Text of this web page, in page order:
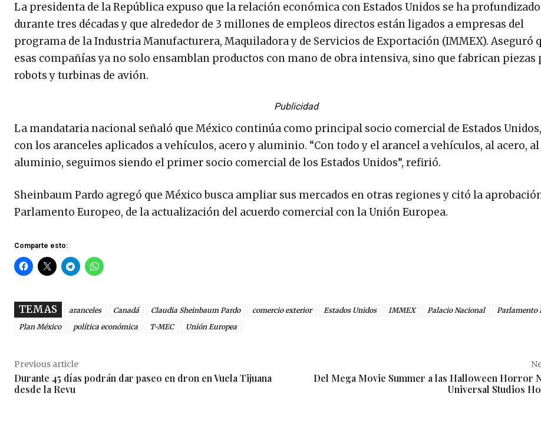
La presidenta de la República expuso que la relación económica con Estados Unidos se ha profundizado
durante tres décadas y que alrededor de 3 millones de empleos directos están ligados a empresas del
programa de la Industria Manufacturera, Maquiladora y de Servicios de Exportación (IMMEX). Aseguró
esas compañías ya no solo ensamblan productos con mano de obra intensiva, sino que fabrican piezas
robots y turbinas de avión.
Publicidad
La mandataria nacional señaló que México continúa como principal socio comercial de Estados
con los aranceles aplicados a vehículos, acero y aluminio. “Con todo y el arancel a vehículos, al acero, al
aluminio, seguimos siendo el primer socio comercial de los Estados Unidos”, refirió.
Sheinbaum Pardo agregó que México busca ampliar sus mercados en otras regiones y citó la
Parlamento Europeo, de la actualización del acuerdo comercial con la Unión Europea.
Comparte esto:
TEMAS aranceles Canadá Claudia Sheinbaum Pardo comercio exterior Estados Unidos IMMEX Palacio Nacional
Parlamento
Plan México
política económica T-MEC Unión Europea
Previous article
Durante 45 días podrán dar paseo en dron en Vuela Tijuana
desde la Revu
Del Mega Movie Summer a las Halloween Horror
Universal Studios